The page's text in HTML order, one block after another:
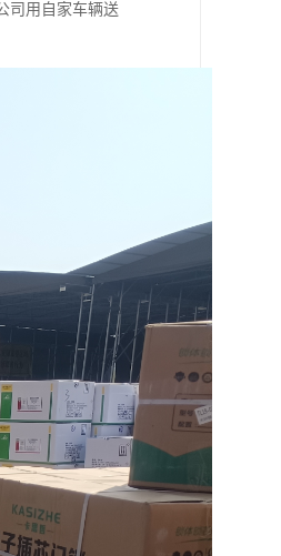
司用自家车辆送